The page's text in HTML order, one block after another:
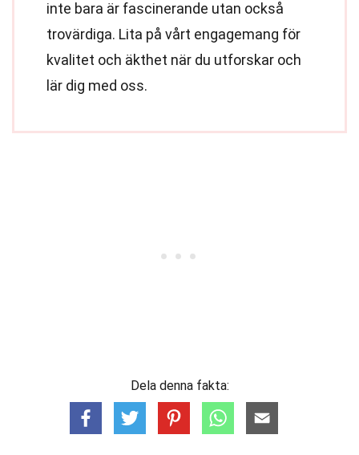
inte bara är fascinerande utan också
trovärdiga. Lita på vårt engagemang för
kvalitet och äkthet när du utforskar och
lär dig med oss.
Dela denna fakta: